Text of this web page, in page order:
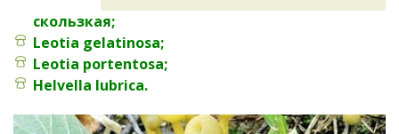
скользкая;
Leotia gelatinosa;
Leotia portentosa;
Helvella lubrica.